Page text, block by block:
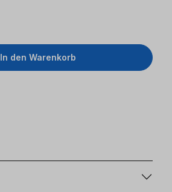
In den Warenkorb